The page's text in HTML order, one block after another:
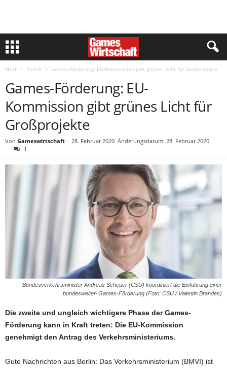
Start Politik Games-Förderung: EU-Kommission gibt grünes Licht für Großprojekte
Games-Förderung: EU-
Kommission gibt grünes Licht für
Großprojekte
Von Gameswirtschaft - 28. Februar 2020 Änderungsdatum: 28. Februar 2020
1
Bundesverkehrsminister Andreas Scheuer (CSU) koordiniert die Einführung einer
bundesweiten Games-Förderung (Foto: CSU / Valentin Brandes)
Die zweite und ungleich wichtigere Phase der Games-
Förderung kann in Kraft treten: Die EU-Kommission
genehmigt den Antrag des Verkehrsministeriums.
Gute Nachrichten aus Berlin: Das Verkehrsministerium (BMVI) ist